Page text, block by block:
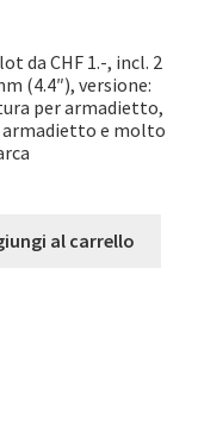
da CHF 1.-, incl. 2
(4.4″), versione:
per armadietto,
e molto
al carrello